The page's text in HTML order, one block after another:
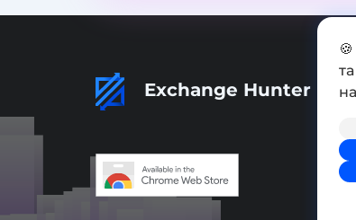
Exchange Hunter